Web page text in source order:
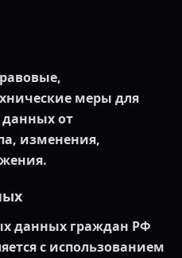
меры для
от
изменения,
данных граждан РФ
с использованием